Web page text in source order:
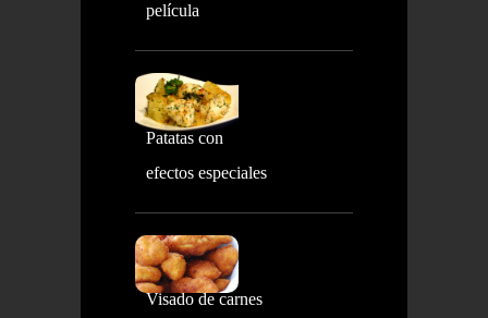
película
Patatas con
efectos especiales
Visado de carnes